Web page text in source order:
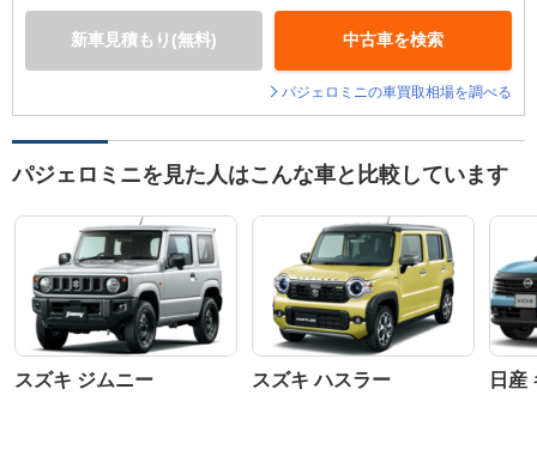
新車見積もり(無料) 中古車を検索
パジェロミニの車買取相場を調べる
パジェロミニを見た人はこんな車と比較しています
スズキ ジムニー スズキ ハスラー 日産